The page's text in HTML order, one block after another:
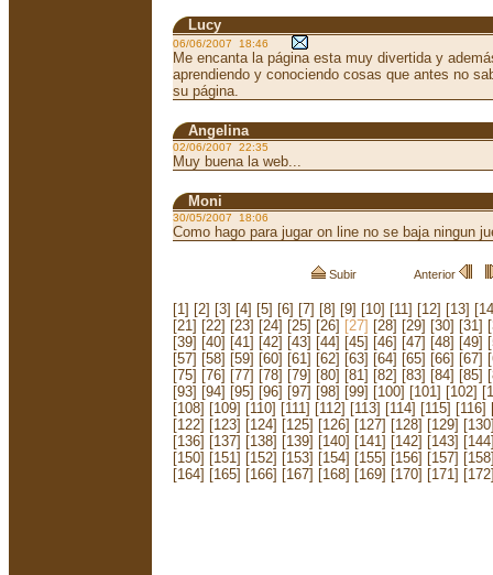
Lucy
06/06/2007 18:46
Me encanta la página esta muy divertida y
aprendiendo y conociendo cosas que antes no
su página.
Angelina
02/06/2007 22:35
Muy buena la web...
Moni
30/05/2007 18:06
Como hago para jugar on line no se baja ningun
Subir Anterior
[1] [2] [3] [4] [5] [6] [7] [8] [9] [10] [11] [12] [13]
[21] [22] [23] [24] [25] [26] [27] [28] [29] [30] [31]
[39] [40] [41] [42] [43] [44] [45] [46] [47] [48] [49]
[57] [58] [59] [60] [61] [62] [63] [64] [65] [66] [67]
[75] [76] [77] [78] [79] [80] [81] [82] [83] [84] [85]
[93] [94] [95] [96] [97] [98] [99] [100] [101] [102]
[108] [109] [110] [111] [112] [113] [114] [115] [116]
[122] [123] [124] [125] [126] [127] [128] [129]
[136] [137] [138] [139] [140] [141] [142] [143]
[150] [151] [152] [153] [154] [155] [156] [157]
[164] [165] [166] [167] [168] [169] [170] [171]